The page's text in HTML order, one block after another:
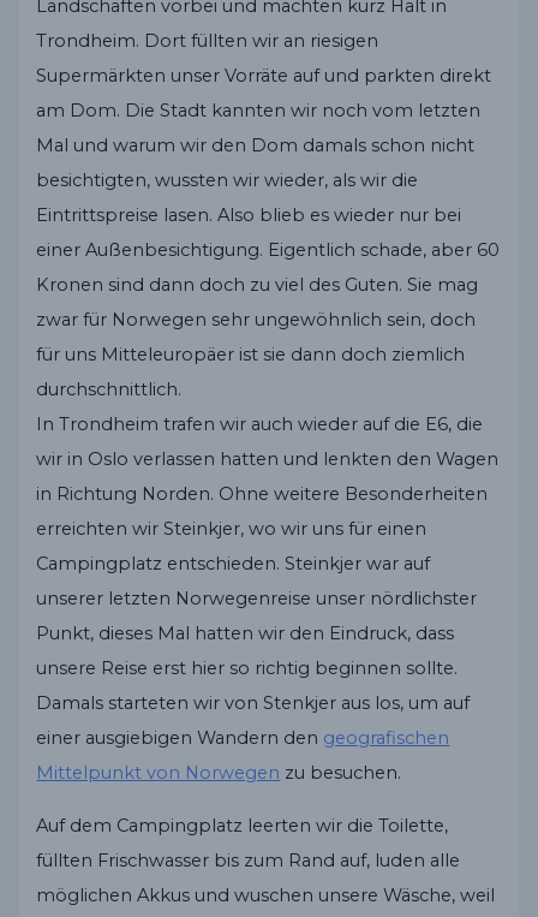
Landschaften vorbei und machten kurz Halt in
Trondheim. Dort füllten wir an riesigen
Supermärkten unser Vorräte auf und parkten direkt
am Dom. Die Stadt kannten wir noch vom letzten
Mal und warum wir den Dom damals schon nicht
besichtigten, wussten wir wieder, als wir die
Eintrittspreise lasen. Also blieb es wieder nur bei
einer Außenbesichtigung. Eigentlich schade, aber 60
Kronen sind dann doch zu viel des Guten. Sie mag
zwar für Norwegen sehr ungewöhnlich sein, doch
für uns Mitteleuropäer ist sie dann doch ziemlich
durchschnittlich.
In Trondheim trafen wir auch wieder auf die E6, die
wir in Oslo verlassen hatten und lenkten den Wagen
in Richtung Norden. Ohne weitere Besonderheiten
erreichten wir Steinkjer, wo wir uns für einen
Campingplatz entschieden. Steinkjer war auf
unserer letzten Norwegenreise unser nördlichster
Punkt, dieses Mal hatten wir den Eindruck, dass
unsere Reise erst hier so richtig beginnen sollte.
Damals starteten wir von Stenkjer aus los, um auf
einer ausgiebigen Wandern den geografischen
Mittelpunkt von Norwegen zu besuchen.
Auf dem Campingplatz leerten wir die Toilette,
füllten Frischwasser bis zum Rand auf, luden alle
möglichen Akkus und wuschen unsere Wäsche, weil